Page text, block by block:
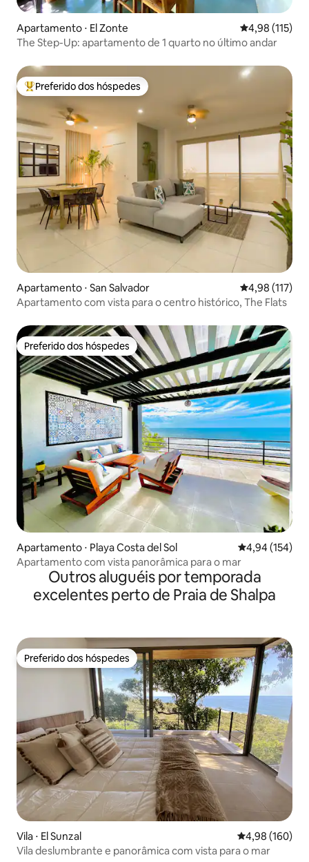
Apartamento ⋅ El Zonte 4,98 de uma
4,98 (115)
The Step-Up: apartamento de 1 quarto no último andar
Entre os melhores preferidos dos hóspedes
Preferido dos hóspedes
Apartamento ⋅ San Salvador 4,98 de uma
4,98 (117)
Apartamento com vista para o centro histórico, The Flats
Preferido dos hóspedes
Preferido dos hóspedes
Apartamento ⋅ Playa Costa del Sol 4,94 de uma
4,94 (154)
Apartamento com vista panorâmica para o mar
Outros aluguéis por temporada
excelentes perto de Praia de Shalpa
Preferido dos hóspedes
Preferido dos hóspedes
Vila ⋅ El Sunzal 4,98 de uma
4,98 (160)
Vila deslumbrante e panorâmica com vista para o mar